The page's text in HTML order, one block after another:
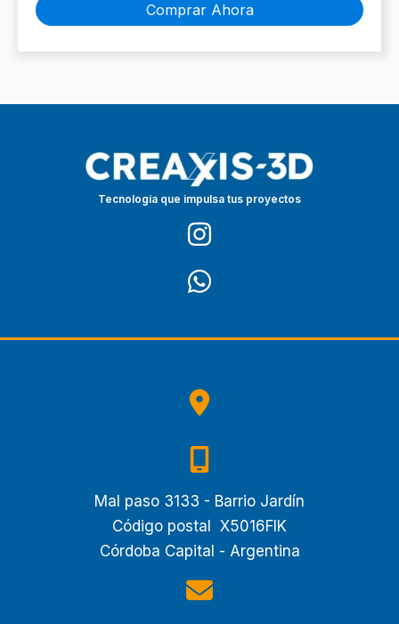
Comprar Ahora
Tecnología que impulsa tus proyectos
Mal paso 3133 - Barrio Jardín
Código postal X5016FIK
Córdoba Capital - Argentina